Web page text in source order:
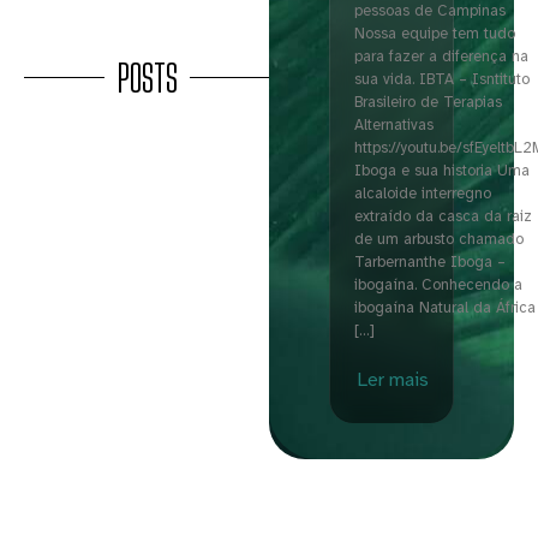
POSTS
pessoas de Campinas
Nossa equipe tem tudo
para fazer a diferença na
sua vida. IBTA – Isntituto
Brasileiro de Terapias
Alternativas
https://youtu.be/
Iboga e sua historia Uma
alcaloide interregno
extraído da casca da raiz
de um arbusto chamado
Tarbernanthe Iboga –
ibogaína. Conhecendo a
ibogaína Natural da África
[…]
Ler mais